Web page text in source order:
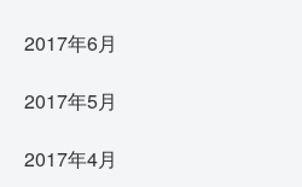
2017年6月
2017年5月
2017年4月